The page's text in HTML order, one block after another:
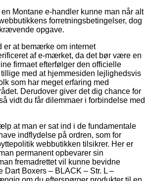
Montane e-handler kunne man når alt
forretningsbetingelser, dog
opgave.
er at bemærke om internet
af e-mærket, da det bør være en
firmaet efterfølger den officielle
med at hjemmesiden lejlighedsvis
som har meget erfaring med
Derudover giver det dig chance for
vidt du får dilemmaer i forbindelse med
at man er sat ind i de fundamentale
indflydelse på ordren, som for
webbutikken tilsikrer. Her er
permanent opbevarer sin
fremadrettet vil kunne bevidne
Dart Boxers – BLACK – Str. L –